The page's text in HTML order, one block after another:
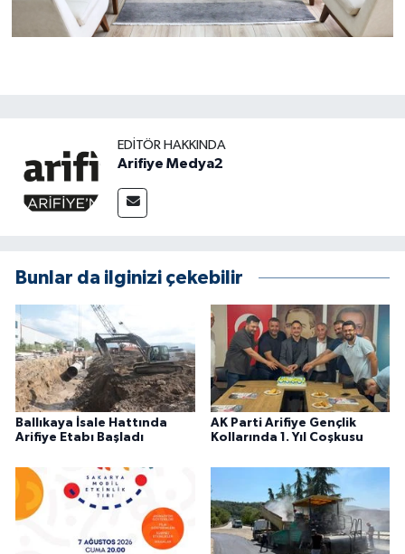
EDITÖR HAKKINDA
Arifiye Medya2
Bunlar da ilginizi çekebilir
Ballıkaya İsale Hattında
Arifiye Etabı Başladı
AK Parti Arifiye Gençlik
Kollarında 1. Yıl Coşkusu